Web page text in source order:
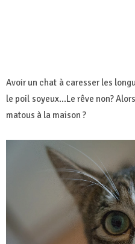
Avoir un chat à caresser les
le poil soyeux...Le rêve non?
matous à la maison ?